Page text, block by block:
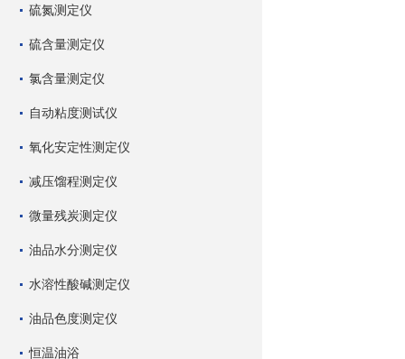
硫氮测定仪
硫含量测定仪
氯含量测定仪
自动粘度测试仪
氧化安定性测定仪
减压馏程测定仪
微量残炭测定仪
油品水分测定仪
水溶性酸碱测定仪
油品色度测定仪
恒温油浴